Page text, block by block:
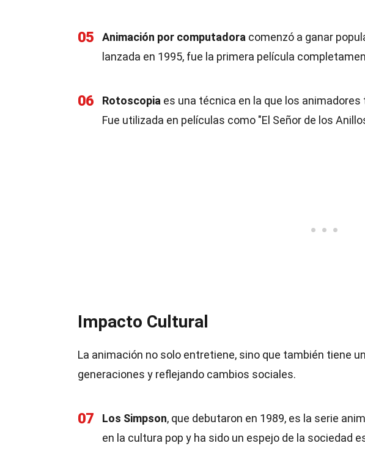
05 Animación por computadora comenzó a ganar
lanzada en 1995, fue la primera película
06 Rotoscopia es una técnica en la que los
Fue utilizada en películas como "El Señor de los
Impacto Cultural
La animación no solo entretiene, sino que también tiene
generaciones y reflejando cambios sociales.
07 Los Simpson, que debutaron en 1989, es la serie
en la cultura pop y ha sido un espejo de la sociedad